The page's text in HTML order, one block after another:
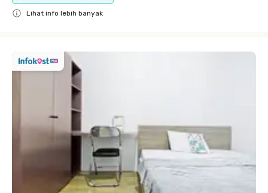
Lihat info lebih banyak